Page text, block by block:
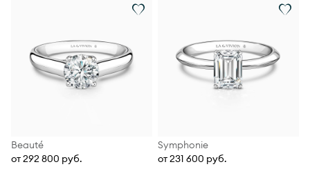
Beauté
от 292 800 руб.
Symphonie
от 231 600 руб.